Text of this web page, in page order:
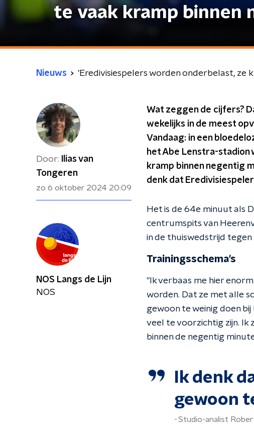
te vaak kramp binnen
Nieuws 'Eredivisiespelers worden onderbelast, ze
Door:
Ilias van
Tongeren
zo 6 oktober 2024 20:09
Wat zeggen de cijfers?
wekelijks in de meest
Vandaag: in een
het Abe Lenstra-stadion
kramp binnen negentig
denk dat
Het is de 64e minuut als
centrumspits van
in de thuiswedstrijd tegen
Trainingsschema's
"Ik verbaas me hier
worden. Dat ze met alle
gewoon te weinig doen
veel te voorzichtig zijn. Ik
binnen de negentig
Ik denk
gewoon
Studio-analist
NOS Langs de Lijn
NOS